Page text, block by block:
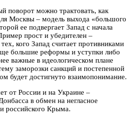
поворот можно трактовать, как
Москвы – модель выхода «большого
ее подвергает Запад с начала
прост и убедителен –
кого Запад считает противниками
большие реформы и уступки либо
важные в идеологическом плане
заморозки санкций и постепенной
будет достигнуто взаимопонимание.
от России и на Украине –
в обмен на негласное
российского Крыма.